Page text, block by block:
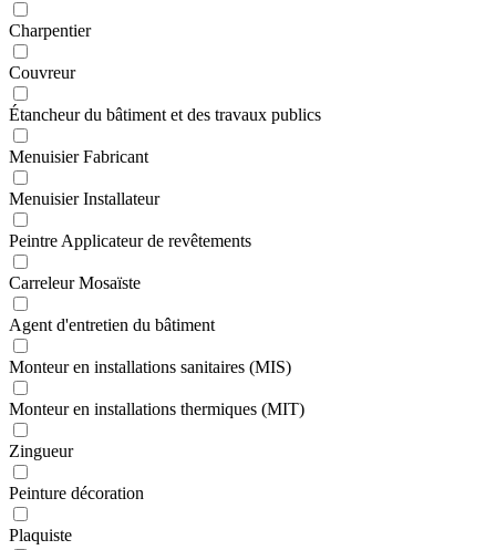
Charpentier
Couvreur
Étancheur du bâtiment et des travaux publics
Menuisier Fabricant
Menuisier Installateur
Peintre Applicateur de revêtements
Carreleur Mosaïste
Agent d'entretien du bâtiment
Monteur en installations sanitaires (MIS)
Monteur en installations thermiques (MIT)
Zingueur
Peinture décoration
Plaquiste